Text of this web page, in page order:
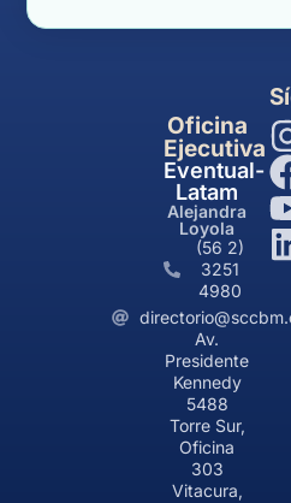
Oficina
Ejecutiva
Eventual-
Latam
Alejandra
Loyola
(56 2)
3251
4980
Av.
Presidente
Kennedy
5488
Torre Sur,
Oficina
303
Vitacura,